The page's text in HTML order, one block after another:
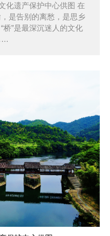
遗产保护中心供图 在
是告别的离愁，是思乡
桥”是最深沉迷人的文化